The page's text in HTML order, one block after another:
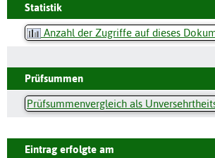
Statistik
Anzahl der Zugriffe auf dieses
Prüfsummen
Prüfsummenvergleich als
Eintrag erfolgte am